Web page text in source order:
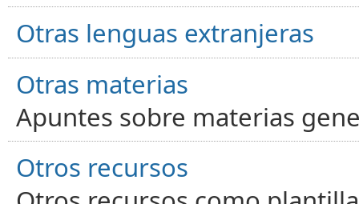
Otras lenguas extranjeras
Otras materias
Apuntes sobre materias
Otros recursos